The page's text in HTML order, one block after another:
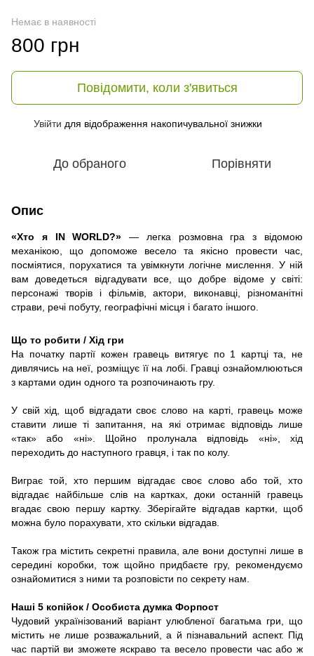
Немає в наявності
800 грн
Повідомити, коли з'явиться
Увійти для відображення накопичувальної знижки
До обраного Порівняти
Опис
«Хто я IN WORLD?» — легка розмовна гра з відомою
механікою, що допоможе весело та якісно провести час,
посміятися, порухатися та увімкнути логічне мислення. У ній
вам доведеться відгадувати все, що добре відоме у світі:
персонажі творів і фільмів, актори, виконавці, різноманітні
страви, речі побуту, географічні місця і багато іншого.
Що то робити / Хід гри
На початку партії кожен гравець витягує по 1 картці та, не
дивлячись на неї, розміщує її на лобі. Гравці ознайомлюються
з картами один одного та розпочинають гру.
У свій хід, щоб відгадати своє слово на карті, гравець може
ставити лише ті запитання, на які отримає відповідь лише
«так» або «ні». Щойно пролунала відповідь «ні», хід
переходить до наступного гравця, і так по колу.
Виграє той, хто першим відгадає своє слово або той, хто
відгадає найбільше слів на картках, доки останній гравець
вгадає свою першу картку. Зберігайте відгадав картки, щоб
можна було порахувати, хто скільки відгадав.
Також гра містить секретні правила, але вони доступні лише в
середині коробки, тож щойно придбаєте гру, рекомендуємо
ознайомитися з ними та розповісти по секрету нам.
Наші 5 копійок / Особиста думка Форпост
Чудовий українізований варіант улюбленої багатьма гри, що
містить не лише розважальний, а й пізнавальний аспект. Під
час партій ви зможете яскраво та весело провести час або ж